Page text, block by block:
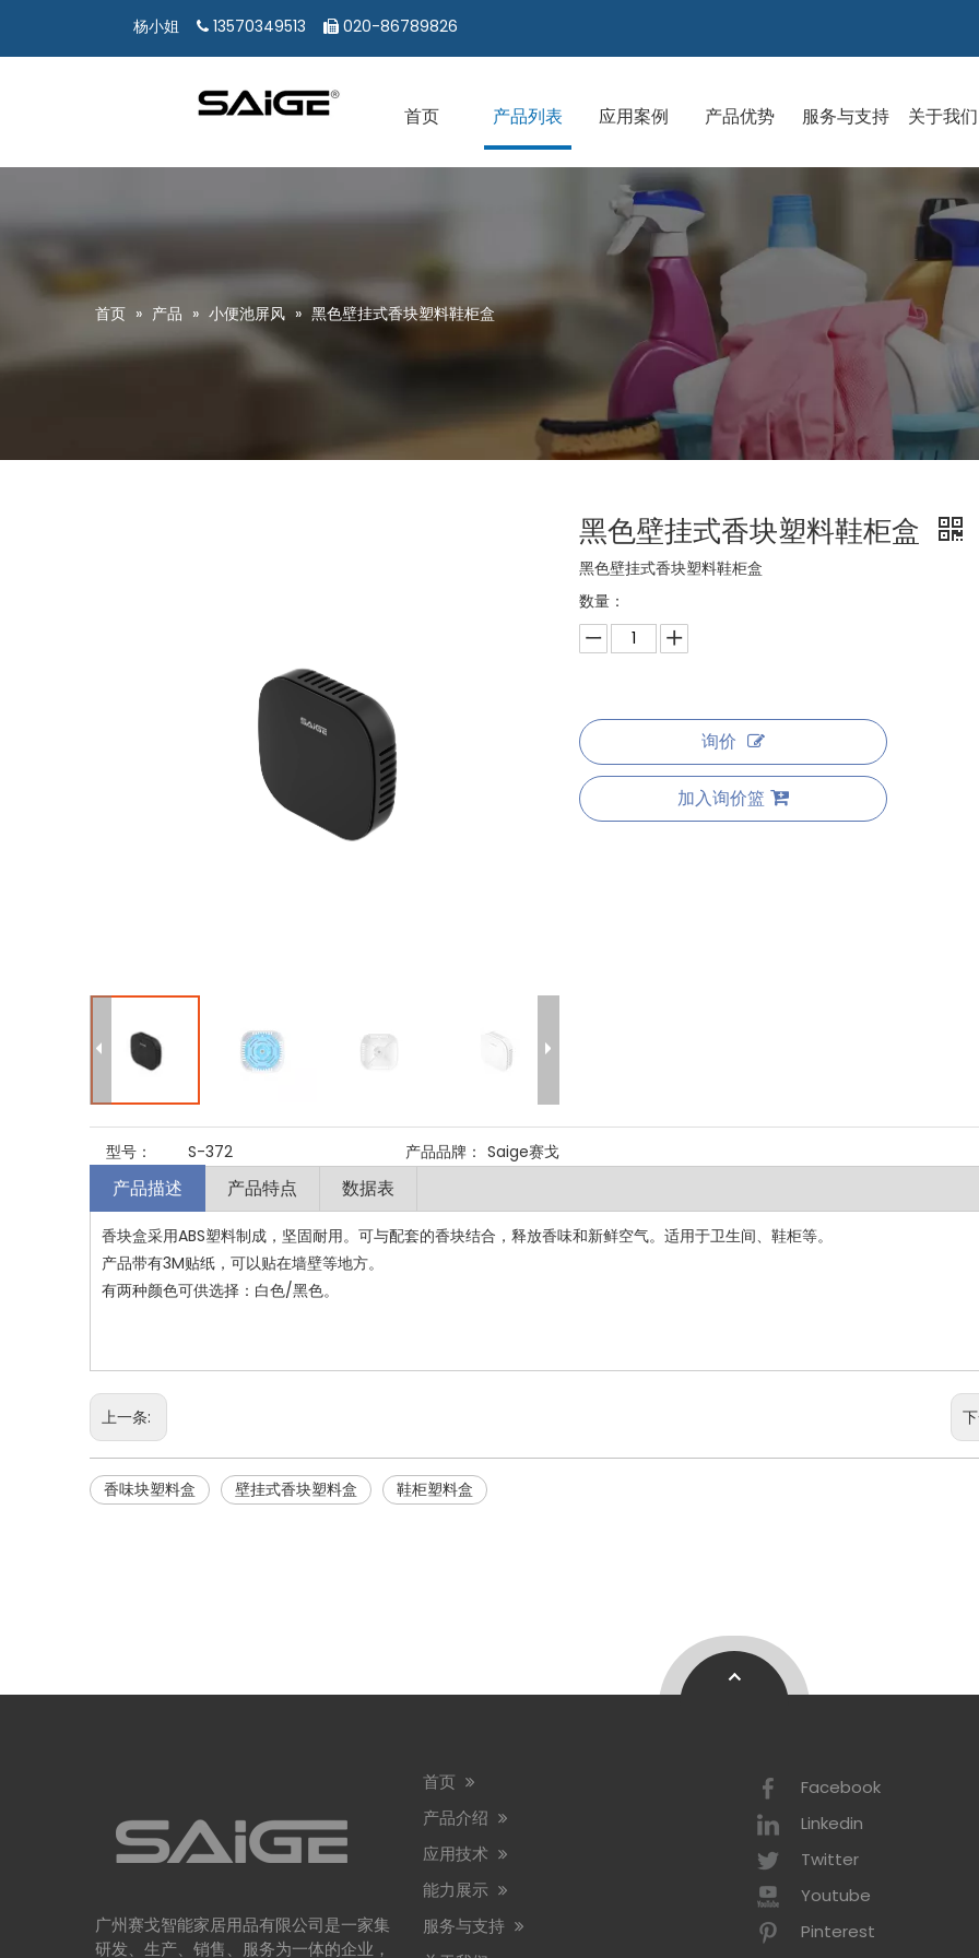
杨小姐  13570349513  020-86789826
首页 产品列表 应用案例 产品优势 服务与支持 关于我们
首页 » 产品 » 小便池屏风 » 黑色壁挂式香块塑料鞋柜盒
黑色壁挂式香块塑料鞋柜盒
黑色壁挂式香块塑料鞋柜盒
数量：
询价
加入询价篮
型号： S-372 产品品牌： Saige赛戈
产品描述 产品特点 数据表
香块盒采用ABS塑料制成，坚固耐用。可与配套的香块结合，释放香味和新鲜空气。适用于卫生间、鞋柜等。
产品带有3M贴纸，可以贴在墙壁等地方。
有两种颜色可供选择：白色/黑色。
上一条:
香味块塑料盒 壁挂式香块塑料盒 鞋柜塑料盒
广州赛戈智能家居用品有限公司是一家集
研发、生产、销售、服务为一体的企业，
首页
产品介绍
应用技术
能力展示
服务与支持
Facebook
Linkedin
Twitter
Youtube
Pinterest